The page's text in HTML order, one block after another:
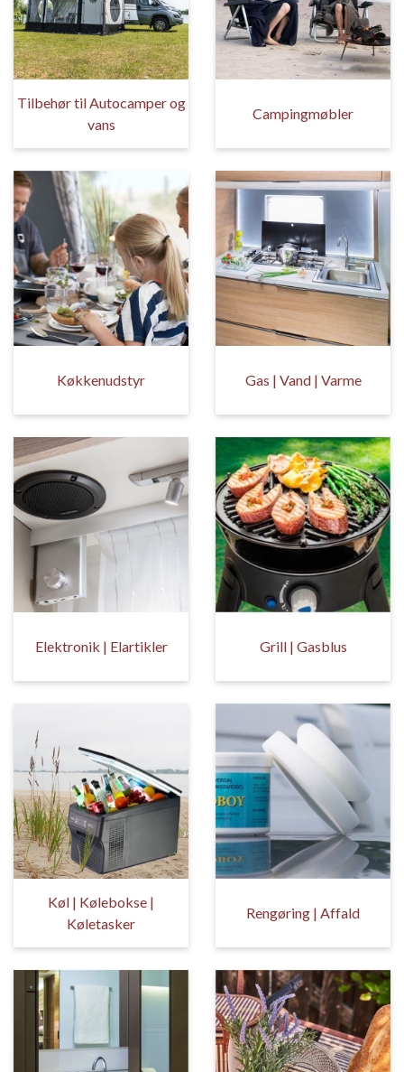
Tilbehør til Autocamper og
vans
Campingmøbler
Køkkenudstyr Gas | Vand | Varme
Elektronik | Elartikler Grill | Gasblus
Køl | Kølebokse |
Køletasker
Rengøring | Affald